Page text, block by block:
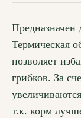
Предназначен
Термическая
позволяет
грибков. За
т.к. корм